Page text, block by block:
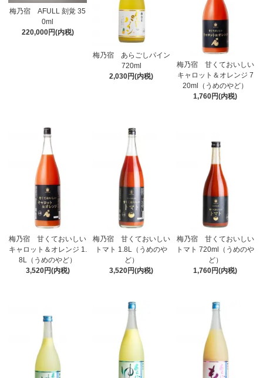
梅乃宿 AFULL 刻覚 35
0ml
220,000円(内税)
梅乃宿 あらごしパイン
720ml
2,030円(内税)
梅乃宿 甘くておいしい
キャロット＆オレンジ 7
20ml（うめのやど）
1,760円(内税)
梅乃宿 甘くておいしい
キャロット＆オレンジ 1.
8L（うめのやど）
3,520円(内税)
梅乃宿 甘くておいしい
トマト 1.8L（うめのや
ど）
3,520円(内税)
梅乃宿 甘くておいしい
トマト 720ml（うめのや
ど）
1,760円(内税)